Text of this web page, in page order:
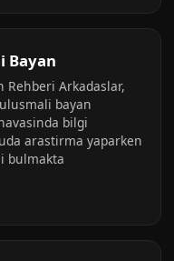
Bayan
Rehberi Arkadaslar,
bayan
bilgi
arastirma yaparken
bulmakta